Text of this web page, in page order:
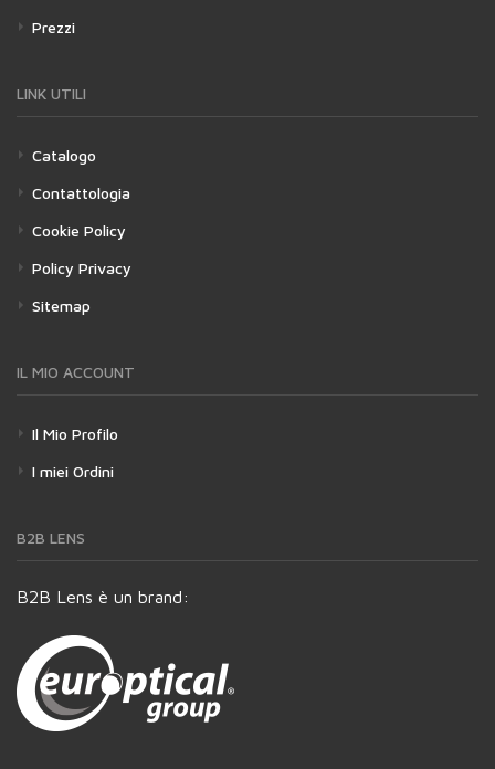
Prezzi
LINK UTILI
Catalogo
Contattologia
Cookie Policy
Policy Privacy
Sitemap
IL MIO ACCOUNT
Il Mio Profilo
I miei Ordini
B2B LENS
B2B Lens è un brand: